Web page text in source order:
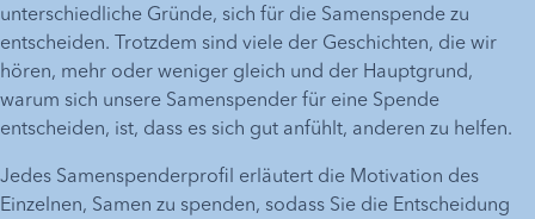
unterschiedliche Gründe, sich für die Samenspende zu
entscheiden. Trotzdem sind viele der Geschichten, die wir
hören, mehr oder weniger gleich und der Hauptgrund,
warum sich unsere Samenspender für eine Spende
entscheiden, ist, dass es sich gut anfühlt, anderen zu helfen.
Jedes Samenspenderprofil erläutert die Motivation des
Einzelnen, Samen zu spenden, sodass Sie die Entscheidung